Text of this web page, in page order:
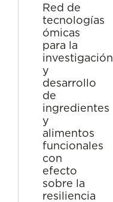
Red de
tecnologías
ómicas
para la
investigación
y
desarrollo
de
ingredientes
y
alimentos
funcionales
con
efecto
sobre la
resiliencia